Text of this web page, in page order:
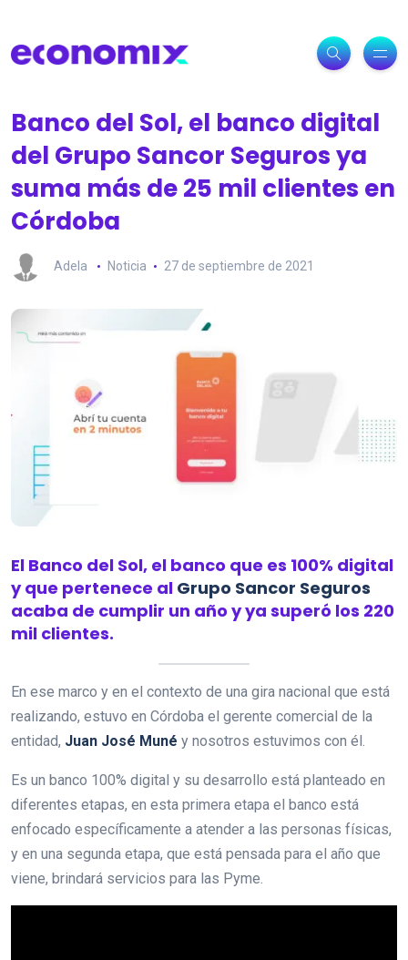
Banco del Sol, el banco digital
del Grupo Sancor Seguros ya
suma más de 25 mil clientes en
Córdoba
Adela Noticia 27 de septiembre de 2021
El Banco del Sol, el banco que es 100% digital
y que pertenece al Grupo Sancor Seguros
acaba de cumplir un año y ya superó los 220
mil clientes.
En ese marco y en el contexto de una gira nacional que está
realizando, estuvo en Córdoba el gerente comercial de la
entidad, Juan José Muné y nosotros estuvimos con él.
Es un banco 100% digital y su desarrollo está planteado en
diferentes etapas, en esta primera etapa el banco está
enfocado específicamente a atender a las personas físicas,
y en una segunda etapa, que está pensada para el año que
viene, brindará servicios para las Pyme.